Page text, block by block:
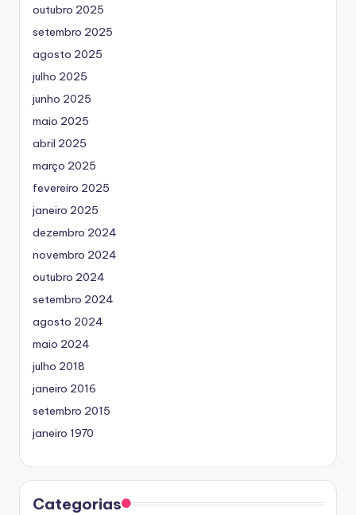
outubro 2025
setembro 2025
agosto 2025
julho 2025
junho 2025
maio 2025
abril 2025
março 2025
fevereiro 2025
janeiro 2025
dezembro 2024
novembro 2024
outubro 2024
setembro 2024
agosto 2024
maio 2024
julho 2018
janeiro 2016
setembro 2015
janeiro 1970
Categorias